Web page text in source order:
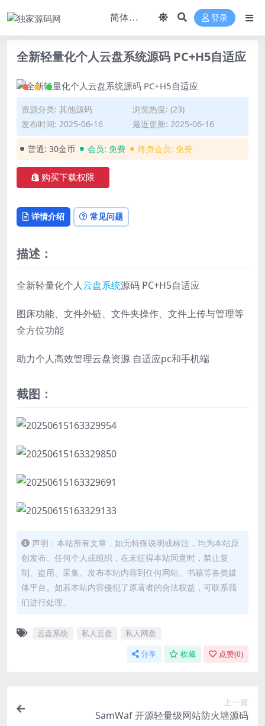
登录
全新轻量化个人云盘系统源码 PC+H5自适应
资源分类: 其他源码
浏览热度: (23)
发布时间: 2025-06-16
最近更新: 2025-06-16
普通: 30金币 会员: 免费 终身会员: 免费
购买下载权限
详情介绍 常见问题
描述：
全新轻量化个人云盘系统源码 PC+H5自适应
图床功能、文件外链、文件夹操作、文件上传与管理等
全方位功能
助力个人高效管理云盘资源 自适应pc和手机端
截图：
声明：本站所有文章，如无特殊说明或标注，均为本站原
创发布。任何个人或组织，在未征得本站同意时，禁止复
制、盗用、采集、发布本站内容到任何网站、书籍等各类媒
体平台。如若本站内容侵犯了原著者的合法权益，可联系我
们进行处理。
云盘系统 私人云盘 私人网盘
分享 收藏 点赞(0)
上一篇
SamWaf 开源轻量级网站防火墙源码